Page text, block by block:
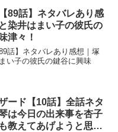
89話】ネタバレあり感
染井はまい子の彼氏の
津々！
話】ネタバレあり感想｜塚
い子の彼氏の鍵谷に興味
ード【10話】全話ネタ
は今日の出来事を杏子
教えてあげようと思